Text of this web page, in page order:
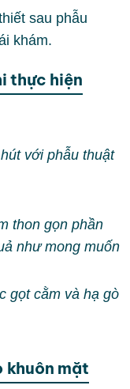
sau phẫu
khám.
thực hiện
với phẫu thuật
thon gọn phần
như mong muốn
gọt cằm và hạ gò
khuôn mặt